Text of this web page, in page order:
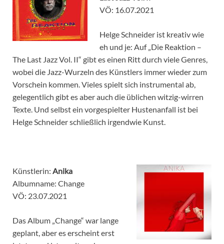
VÖ: 16.07.2021
Helge Schneider ist kreativ wie
eh und je: Auf „Die Reaktion –
The Last Jazz Vol. II“ gibt es einen Ritt durch viele Genres,
wobei die Jazz-Wurzeln des Künstlers immer wieder zum
Vorschein kommen. Vieles spielt sich instrumental ab,
gelegentlich gibt es aber auch die üblichen witzig-wirren
Texte. Und selbst ein vorgespielter Hustenanfall ist bei
Helge Schneider schließlich irgendwie Kunst.
Künstlerin: Anika
Albumname: Change
VÖ: 23.07.2021
Das Album „Change“ war lange
geplant, aber es erscheint erst